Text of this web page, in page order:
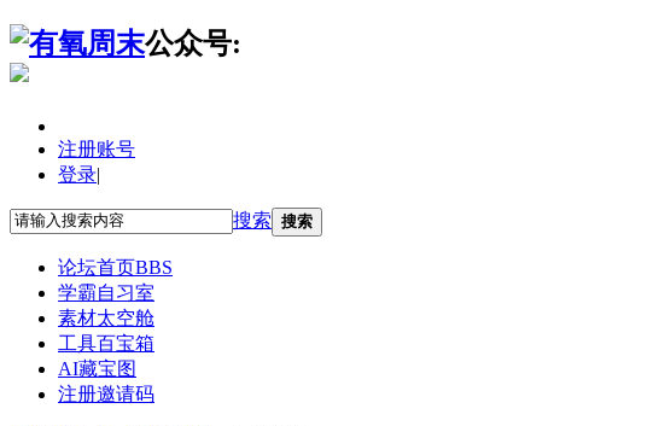
公众号:
注册账号
登录|
搜索 搜索
论坛首页BBS
学霸自习室
素材太空舱
工具百宝箱
AI藏宝图
注册邀请码